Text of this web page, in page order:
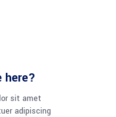
here?
sit amet
adipiscing